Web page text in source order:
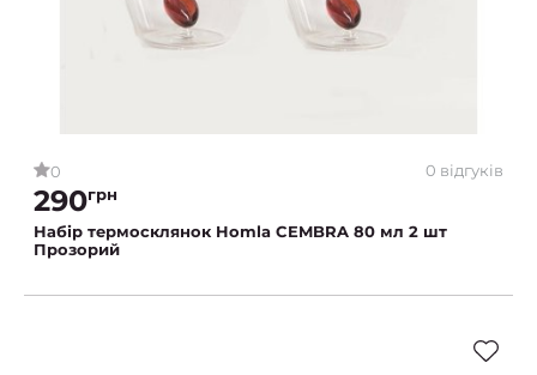
0 0 відгуків
290грн
Набір термосклянок Homla CEMBRA 80 мл 2 шт
Прозорий